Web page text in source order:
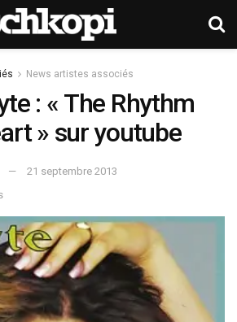
News artistes associés
: « The Rhythm
» sur youtube
21 septembre 2013